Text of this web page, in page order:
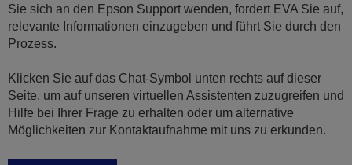
Sie sich an den Epson Support wenden, fordert EVA Sie auf,
relevante Informationen einzugeben und führt Sie durch den
Prozess.
Klicken Sie auf das Chat-Symbol unten rechts auf dieser
Seite, um auf unseren virtuellen Assistenten zuzugreifen und
Hilfe bei Ihrer Frage zu erhalten oder um alternative
Möglichkeiten zur Kontaktaufnahme mit uns zu erkunden.